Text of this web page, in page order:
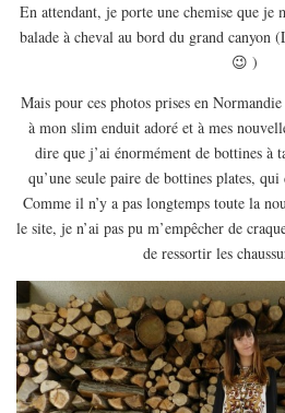
HONGRIE
PAYS BAS
RÉPUBLIQUE TCHÈQUE
OCÉANIE
AUSTRALIE
ARTICLES PRATIQUES
MON PROGRAMME DE YOGA EN
AUTRES CATÉGORIES
MODE
BEAUTÉ
En attendant, je porte une chemise que je
balade à cheval au bord du grand canyon
😉 )
Mais pour ces photos prises en
à mon slim enduit adoré et à mes
dire que j’ai énormément de bottines à
qu’une seule paire de bottines plates,
Comme il n’y a pas longtemps toute la
le site, je n’ai pas pu m’empêcher de
de ressortir les